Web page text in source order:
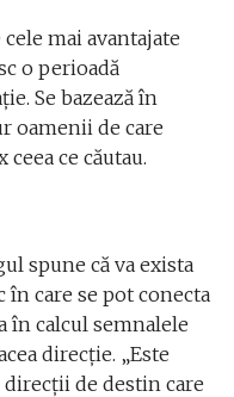
mai avantajate
o perioadă
Se bazează în
oamenii de care
ce căutau.
spune că va exista
care se pot conecta
în calcul semnalele
direcție. „Este
de destin care